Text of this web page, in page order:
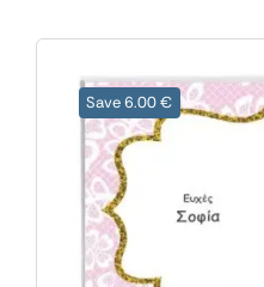
Save 6.00 €